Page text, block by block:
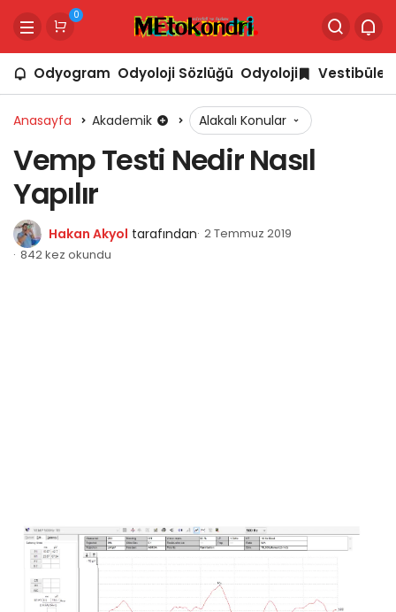
0
Odyogram Odyoloji Sözlüğü Odyoloji Vestibüler
Anasayfa Akademik Alakalı Konular
Vemp Testi Nedir Nasıl
Yapılır
Hakan Akyol tarafından 2 Temmuz 2019
842 kez okundu